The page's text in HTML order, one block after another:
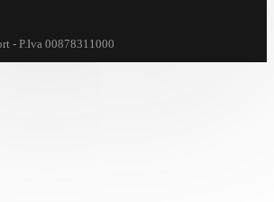
- P.Iva 00878311000